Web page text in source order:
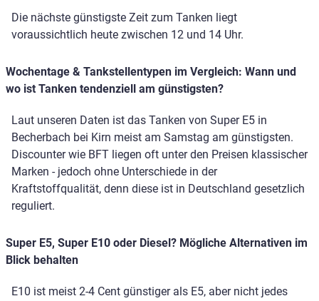
Die nächste günstigste Zeit zum Tanken liegt
voraussichtlich heute zwischen 12 und 14 Uhr.
Wochentage & Tankstellentypen im Vergleich: Wann und
wo ist Tanken tendenziell am günstigsten?
Laut unseren Daten ist das Tanken von Super E5 in
Becherbach bei Kirn meist am Samstag am günstigsten.
Discounter wie BFT liegen oft unter den Preisen klassischer
Marken - jedoch ohne Unterschiede in der
Kraftstoffqualität, denn diese ist in Deutschland gesetzlich
reguliert.
Super E5, Super E10 oder Diesel? Mögliche Alternativen im
Blick behalten
E10 ist meist 2-4 Cent günstiger als E5, aber nicht jedes